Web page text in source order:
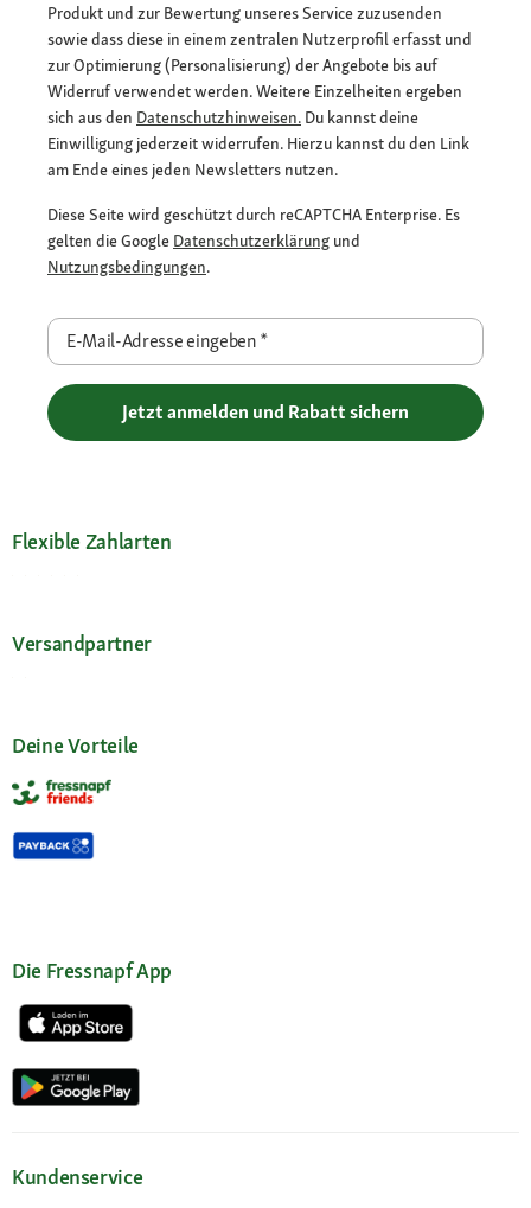
Produkt und zur Bewertung unseres Service zuzusenden
sowie dass diese in einem zentralen Nutzerprofil erfasst und
zur Optimierung (Personalisierung) der Angebote bis auf
Widerruf verwendet werden. Weitere Einzelheiten ergeben
sich aus den Datenschutzhinweisen. Du kannst deine
Einwilligung jederzeit widerrufen. Hierzu kannst du den Link
am Ende eines jeden Newsletters nutzen.
Diese Seite wird geschützt durch reCAPTCHA Enterprise. Es
gelten die Google Datenschutzerklärung und
Nutzungsbedingungen.
E-Mail-Adresse eingeben*
Jetzt anmelden und Rabatt sichern
Flexible Zahlarten
Versandpartner
Deine Vorteile
Die Fressnapf App
Kundenservice